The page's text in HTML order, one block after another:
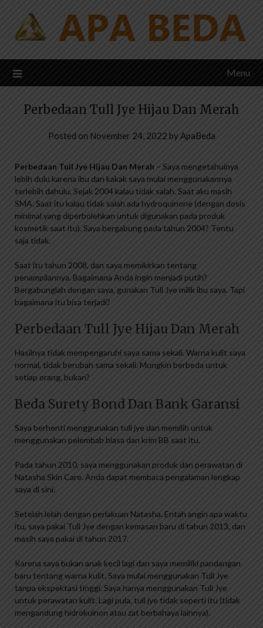
content
Menu
Perbedaan Tull Jye Hijau Dan Merah
Posted on November 24, 2022 byApaBeda
Perbedaan Tull Jye Hijau Dan Merah – Saya mengetahuinya
lebih dulu karena ibu dan kakak saya mulai menggunakannya
terlebih dahulu. Sejak 2004 kalau tidak salah. Saat aku masih
SMA. Saat itu kalau tidak salah ada hydroquinone (dengan dosis
minimal yang diperbolehkan untuk digunakan pada produk
kosmetik saat itu). Saya bergabung pada tahun 2004? Tentu
saja tidak.
Saat itu tahun 2008, dan saya memikirkan tentang
penampilannya. Bagaimana Anda ingin menjadi putih?
Bergabunglah dengan saya, gunakan Tull Jye milik ibu saya. Tapi
bagaimana itu bisa terjadi?
Perbedaan Tull Jye Hijau Dan Merah
Hasilnya tidak mempengaruhi saya sama sekali. Warna kulit saya
normal, tidak berubah sama sekali. Mungkin berbeda untuk
setiap orang, bukan?
Beda Surety Bond Dan Bank Garansi
Saya berhenti menggunakan tull jye dan memilih untuk
menggunakan pelembab biasa dan krim BB saat itu.
Pada tahun 2010, saya menggunakan produk dan perawatan di
Natasha Skin Care. Anda dapat membaca pengalaman lengkap
saya di sini.
Setelah lelah dengan perlakuan Natasha. Entah angin apa waktu
itu, saya pakai Tull Jye dengan kemasan baru di tahun 2013, dan
masih saya pakai di tahun 2017.
Karena saya bukan anak kecil lagi dan saya memiliki pandangan
baru tentang warna kulit. Saya mulai menggunakan Tull Jye
tanpa ekspektasi tinggi. Saya hanya menggunakan Tull Jye
untuk perawatan kulit. Lagi pula, tull jye tidak seperti itu (tidak
mengandung hidrokuinon atau zat berbahaya lainnya).